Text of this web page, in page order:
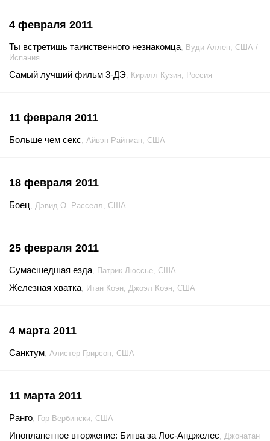
4 февраля 2011
Ты встретишь таинственного незнакомца, Вуди Аллен, США /
Испания
Самый лучший фильм 3-ДЭ, Кирилл Кузин, Россия
11 февраля 2011
Больше чем секс, Айвэн Райтман, США
18 февраля 2011
Боец, Дэвид О. Расселл, США
25 февраля 2011
Сумасшедшая езда, Патрик Люссье, США
Железная хватка, Итан Коэн, Джоэл Коэн, США
4 марта 2011
Санктум, Алистер Грирсон, США
11 марта 2011
Ранго, Гор Вербински, США
Инопланетное вторжение: Битва за Лос-Анджелес, Джонатан